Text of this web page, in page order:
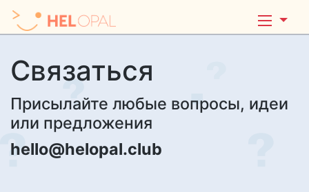
Связаться
Присылайте любые вопросы, идеи
или предложения
hello@helopal.club